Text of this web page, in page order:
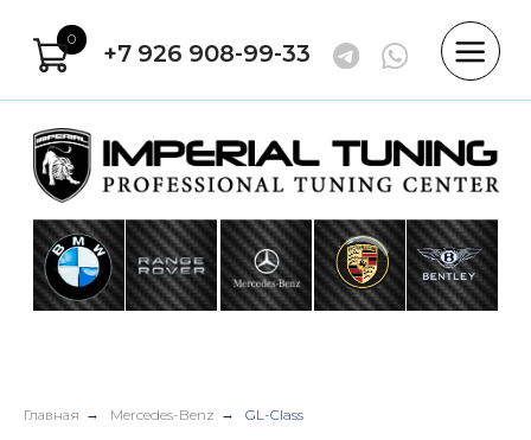
+7 926 908-99-33
Главная → Mercedes-Benz → GL-Class